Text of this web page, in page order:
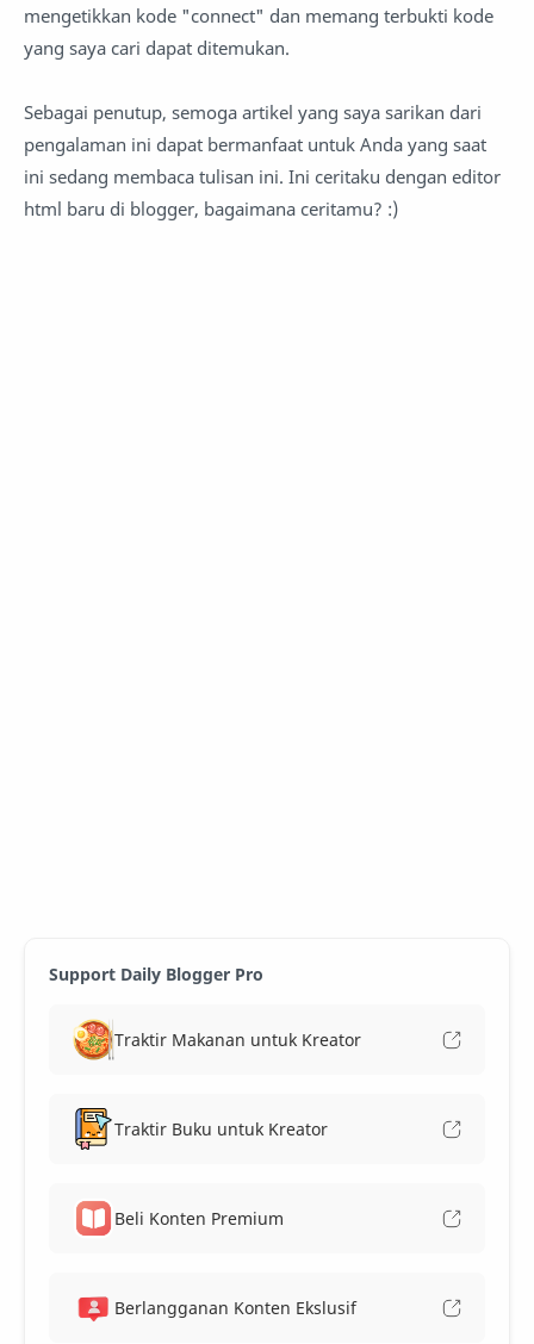
mengetikkan kode "connect" dan memang terbukti kode
yang saya cari dapat ditemukan.
Sebagai penutup, semoga artikel yang saya sarikan dari
pengalaman ini dapat bermanfaat untuk Anda yang saat
ini sedang membaca tulisan ini. Ini ceritaku dengan editor
html baru di blogger, bagaimana ceritamu? :)
Support Daily Blogger Pro
Traktir Makanan untuk Kreator
Traktir Buku untuk Kreator
Beli Konten Premium
Berlangganan Konten Ekslusif